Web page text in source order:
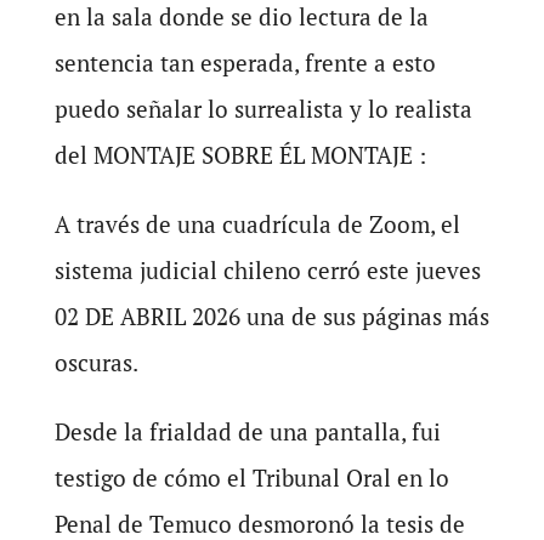
en la sala donde se dio lectura de la
sentencia tan esperada, frente a esto
puedo señalar lo surrealista y lo realista
del MONTAJE SOBRE ÉL MONTAJE :
A través de una cuadrícula de Zoom, el
sistema judicial chileno cerró este jueves
02 DE ABRIL 2026 una de sus páginas más
oscuras.
Desde la frialdad de una pantalla, fui
testigo de cómo el Tribunal Oral en lo
Penal de Temuco desmoronó la tesis de